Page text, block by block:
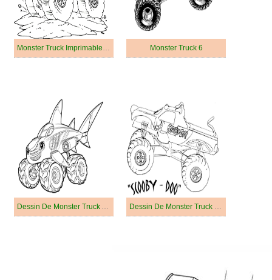
Monster Truck Imprimable Pour les Enfants Monster Truck 6
Dessin De Monster Truck Amusant Dessin De Monster Truck Facile